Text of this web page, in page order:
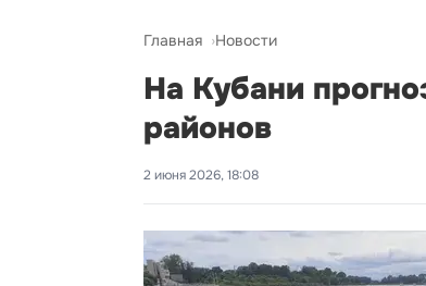
Главная Новости
На Кубани
районов
2 июня 2026, 18:08